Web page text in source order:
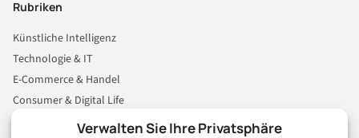
Verwalten Sie Ihre Privatsphäre
Rubriken
Künstliche Intelligenz
Technologie & IT
E-Commerce & Handel
Consumer & Digital Life